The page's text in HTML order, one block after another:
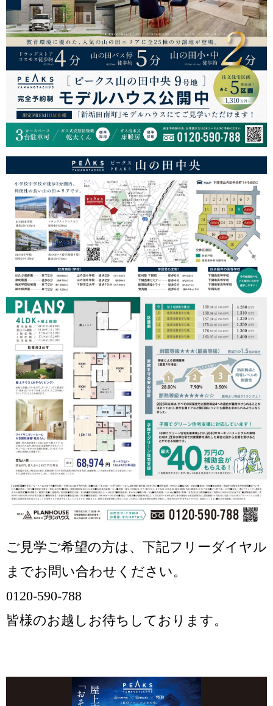
ご見学ご希望の方は、下記フリーダイヤル
までお問い合わせください。
0120-590-788
皆様のお越しお待ちしております。